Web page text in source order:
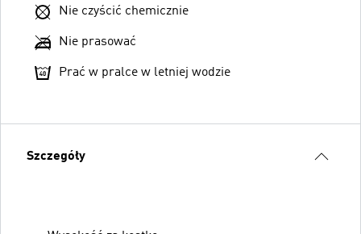
Nie czyścić chemicznie
Nie prasować
Prać w pralce w letniej wodzie
Szczegóły